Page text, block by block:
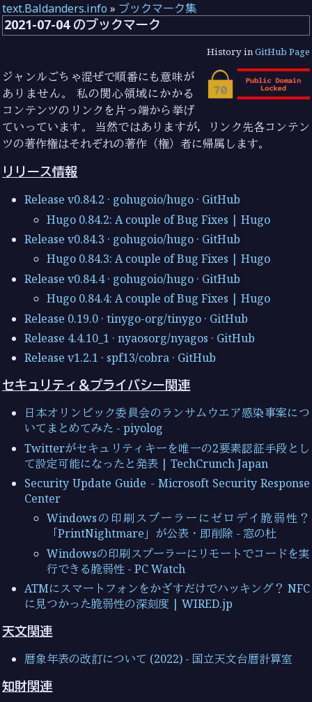
text.Baldanders.info » ブックマーク集
2021-07-04 のブックマーク
History inGitHub Page
ジャンルごちゃ混ぜで順番にも意味が
ありません。 私の関心領域にかかる
コンテンツのリンクを片っ端から挙げ
ていっています。 当然ではありますが，リンク先各コンテン
ツの著作権はそれぞれの著作（権）者に帰属します。
リリース情報
Release v0.84.2 · gohugoio/hugo · GitHub
Hugo 0.84.2: A couple of Bug Fixes | Hugo
Release v0.84.3 · gohugoio/hugo · GitHub
Hugo 0.84.3: A couple of Bug Fixes | Hugo
Release v0.84.4 · gohugoio/hugo · GitHub
Hugo 0.84.4: A couple of Bug Fixes | Hugo
Release 0.19.0 · tinygo-org/tinygo · GitHub
Release 4.4.10_1 · nyaosorg/nyagos · GitHub
Release v1.2.1 · spf13/cobra · GitHub
セキュリティ＆プライバシー関連
日本オリンピック委員会のランサムウエア感染事案につ
いてまとめてみた - piyolog
Twitterがセキュリティキーを唯一の2要素認証手段とし
て設定可能になったと発表 | TechCrunch Japan
Security Update Guide - Microsoft Security Response
Center
Windowsの印刷スプーラーにゼロデイ脆弱性？
「PrintNightmare」が公表・即削除 - 窓の杜
Windowsの印刷スプーラーにリモートでコードを実
行できる脆弱性 - PC Watch
ATMにスマートフォンをかざすだけでハッキング？ NFC
に見つかった脆弱性の深刻度 | WIRED.jp
天文関連
暦象年表の改訂について (2022) - 国立天文台暦計算室
知財関連